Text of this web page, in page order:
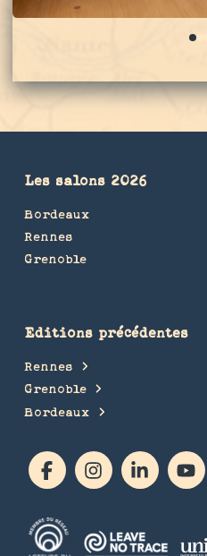
01
Les salons 2026
Bordeaux
Rennes
Grenoble
Editions précédentes
Rennes
Grenoble
Bordeaux